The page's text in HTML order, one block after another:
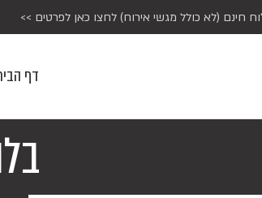
חינם (לא כולל מגשי אירוח) לחצו כאן לפרטים >>
דף